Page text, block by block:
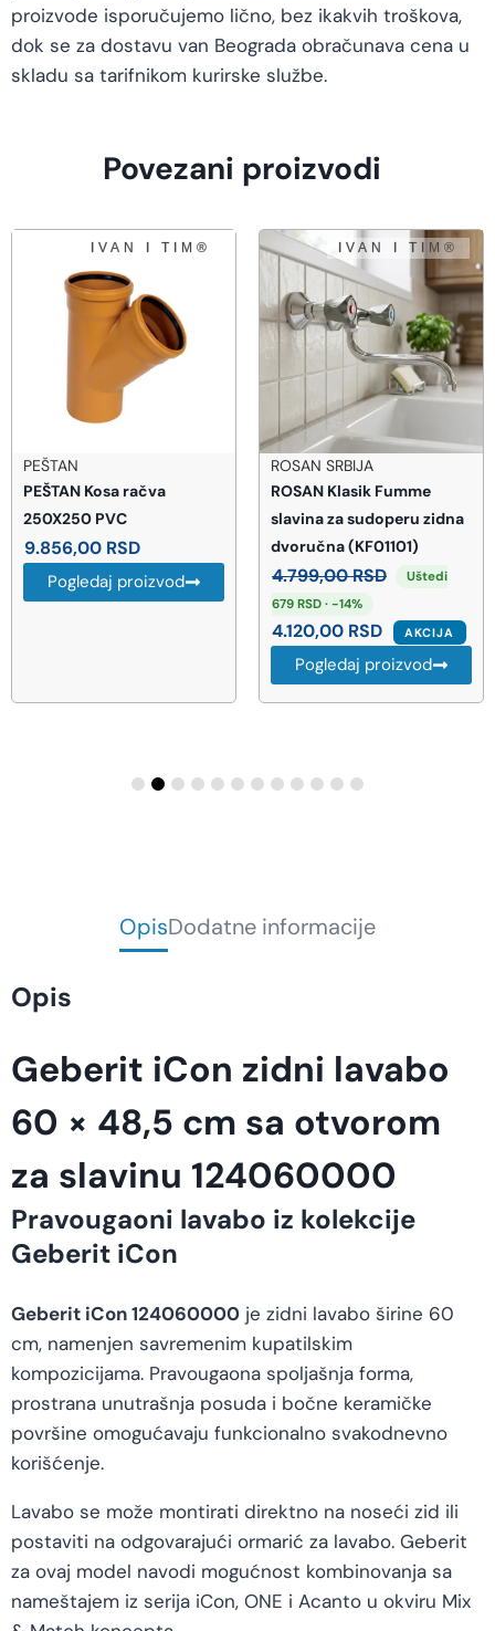
proizvode isporučujemo lično, bez ikakvih troškova,
dok se za dostavu van Beograda obračunava cena u
skladu sa tarifnikom kurirske službe.
Povezani proizvodi
PEŠTAN
PEŠTAN Kosa račva
250X250 PVC
9.856,00 RSD
Pogledaj proizvod
ROSAN SRBIJA
ROSAN Klasik Fumme
slavina za sudoperu zidna
dvoručna (KF01101)
4.799,00RSD
Uštedi
679 RSD · -14%
4.120,00 RSD AKCIJA
Pogledaj proizvod
OpisDodatne informacije
Opis
Geberit iCon zidni lavabo
60 × 48,5 cm sa otvorom
za slavinu 124060000
Pravougaoni lavabo iz kolekcije
Geberit iCon
Geberit iCon 124060000 je zidni lavabo širine 60
cm, namenjen savremenim kupatilskim
kompozicijama. Pravougaona spoljašnja forma,
prostrana unutrašnja posuda i bočne keramičke
površine omogućavaju funkcionalno svakodnevno
korišćenje.
Lavabo se može montirati direktno na noseći zid ili
postaviti na odgovarajući ormarić za lavabo. Geberit
za ovaj model navodi mogućnost kombinovanja sa
nameštajem iz serija iCon, ONE i Acanto u okviru Mix